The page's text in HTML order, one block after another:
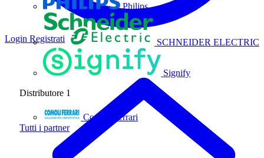
Philips
SCHNEIDER ELECTRIC
Signify
Distributore 1
Comoli Ferrari
Tutti i partner
Login Registrati